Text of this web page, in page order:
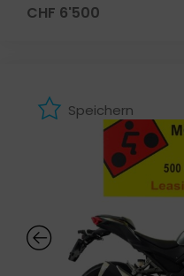
CHF 6'500
Speichern